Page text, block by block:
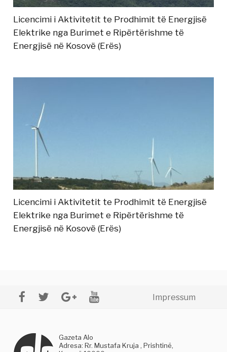
Licencimi i Aktivitetit te Prodhimit të Energjisë
Elektrike nga Burimet e Ripërtërishme të
Energjisë në Kosovë (Erës)
Licencimi i Aktivitetit te Prodhimit të Energjisë
Elektrike nga Burimet e Ripërtërishme të
Energjisë në Kosovë (Erës)
Impressum
Gazeta Alo
Adresa: Rr. Mustafa Kruja , Prishtinë,